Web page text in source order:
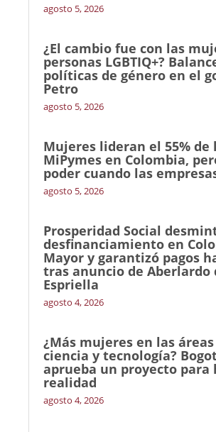
agosto 5, 2026
¿El cambio fue con las
personas LGBTIQ+?
políticas de género en el
Petro
agosto 5, 2026
Mujeres lideran el 55% de
MiPymes en Colombia,
poder cuando las
agosto 5, 2026
Prosperidad Social
desfinanciamiento en
Mayor y garantizó pagos
tras anuncio de Aberlardo
Espriella
agosto 4, 2026
¿Más mujeres en las áreas
ciencia y tecnología?
aprueba un proyecto para
realidad
agosto 4, 2026